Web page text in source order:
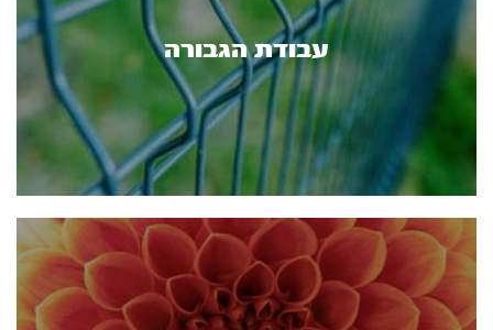
עבודת הגבורה